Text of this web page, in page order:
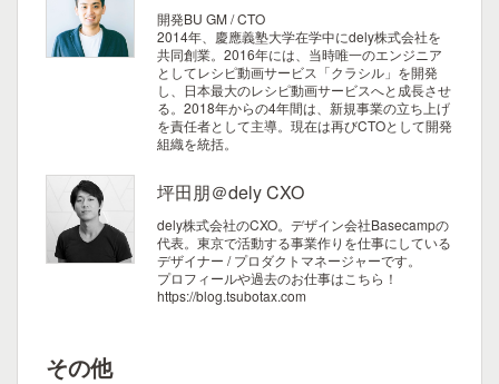
開発BU GM / CTO
2014年、慶應義塾大学在学中にdely株式会社を
共同創業。2016年には、当時唯一のエンジニア
としてレシピ動画サービス「クラシル」を開発
し、日本最大のレシピ動画サービスへと成長させ
る。2018年からの4年間は、新規事業の立ち上げ
を責任者として主導。現在は再びCTOとして開発
組織を統括。
坪田朋＠dely CXO
dely株式会社のCXO。デザイン会社Basecampの
代表。東京で活動する事業作りを仕事にしている
デザイナー / プロダクトマネージャーです。
プロフィールや過去のお仕事はこちら！
https://blog.tsubotax.com
その他